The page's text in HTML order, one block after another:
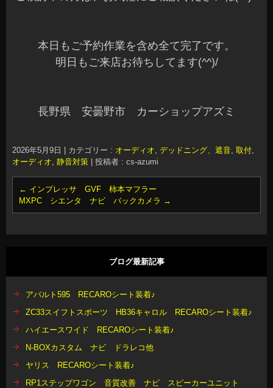
本日もご予約作業を含め全て完了です。
明日もご来店お待ちしてます(^^)/
長野県 安曇野市 カーショップアズミ
2026年5月9日 カテゴリー : オーディオ, デッドニング、遮音, 取付,
オーディオ, 静音対策
投稿者 : cs-azumi
← インプレッサ GVF 柿本マフラー
MXPC シエンタ ナビ バックカメラ →
ブログ最新記事
アバルト595 RECAROシート装着♪
ZC33スイフトスポーツ HB36キャロル RECAROシート装着♪
ハイエースワイド RECAROシート装着♪
N-BOXカスタム ナビ ドラレコ他
ヤリス RECAROシート装着♪
RP1ステップワゴン 音質改善 ナビ スピーカーユニット